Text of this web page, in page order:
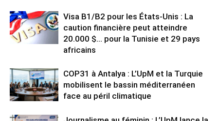
Visa B1/B2 pour les États-Unis : La
caution financière peut atteindre
20.000 $… pour la Tunisie et 29 pays
africains
COP31 à Antalya : L’UpM et la Turquie
mobilisent le bassin méditerranéen
face au péril climatique